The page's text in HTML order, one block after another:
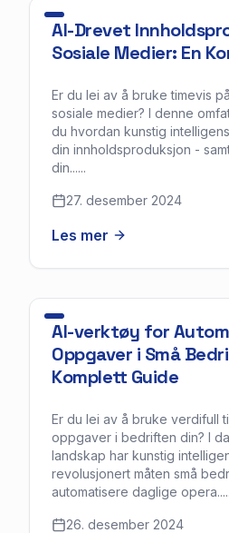
AI-Drevet
Sosiale Medier: En
Er du lei av å bruke timevis
sosiale medier? I denne
du hvordan kunstig
din innholdsproduksjon -
din......
27. desember 2024
Les mer
AI-verktøy for
Oppgaver i Små
Komplett Guide
Er du lei av å bruke verdifull
oppgaver i bedriften din? I
landskap har kunstig
revolusjonert måten små
automatisere daglige
26. desember 2024